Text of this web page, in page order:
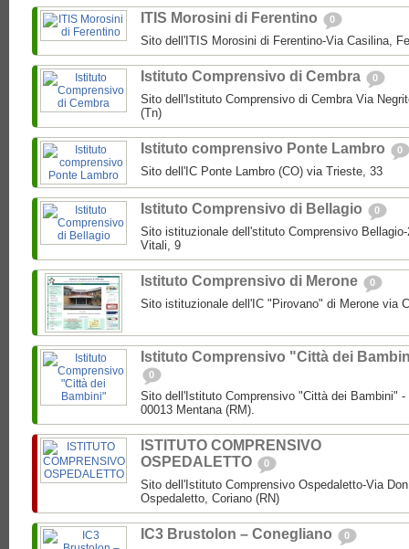
ITIS Morosini di Ferentino 0
Sito dell'ITIS Morosini di Ferentino-Via Casilina,
Istituto Comprensivo di Cembra 0
Sito dell'Istituto Comprensivo di Cembra Via
(Tn)
Istituto comprensivo Ponte Lambro 0
Sito dell'IC Ponte Lambro (CO) via Trieste, 33
Istituto Comprensivo di Bellagio 0
Sito istituzionale dell'stituto Comprensivo
Vitali, 9
Istituto Comprensivo di Merone 0
Sito istituzionale dell'IC "Pirovano" di Merone via
Istituto Comprensivo "Città dei
0
Sito dell'Istituto Comprensivo "Città dei Bambini"
00013 Mentana (RM).
ISTITUTO COMPRENSIVO
OSPEDALETTO
0
Sito dell'Istituto Comprensivo Ospedaletto-Via
Ospedaletto, Coriano (RN)
IC3 Brustolon – Conegliano 0